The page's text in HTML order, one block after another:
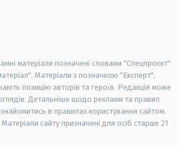
матеріали позначені словами "Спецпроєкт"
Матеріали з позначкою "Експерт",
позицію авторів та героїв. Редакція може
Детальніше щодо реклами та правил
в правилах користування сайтом.
Матеріали сайту призначені для осіб старше 21